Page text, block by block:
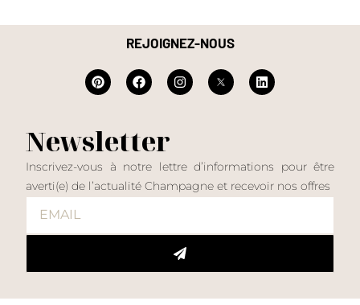
REJOIGNEZ-NOUS
Newsletter
Inscrivez-vous à notre lettre d’informations pour être
averti(e) de l’actualité Champagne et recevoir nos offres